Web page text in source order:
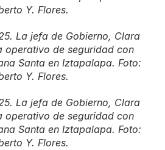
Y. Flores.
La jefa de Gobierno, Clara
operativo de seguridad con
Santa en Iztapalapa. Foto:
Y. Flores.
La jefa de Gobierno, Clara
operativo de seguridad con
Santa en Iztapalapa. Foto:
Y. Flores.